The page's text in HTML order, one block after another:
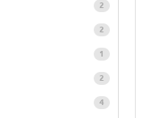
2
2
1
2
4